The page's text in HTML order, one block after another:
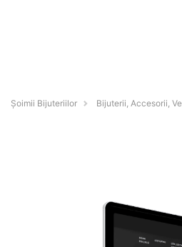
Şoimii Bijuteriilor Bijuterii, Accesorii,